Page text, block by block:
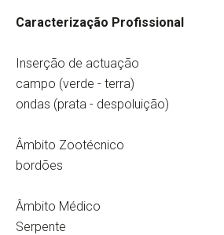
Caracterização Profissional
Inserção de actuação
campo (verde - terra)
ondas (prata - despoluição)
Âmbito Zootécnico
bordões
Âmbito Médico
Serpente